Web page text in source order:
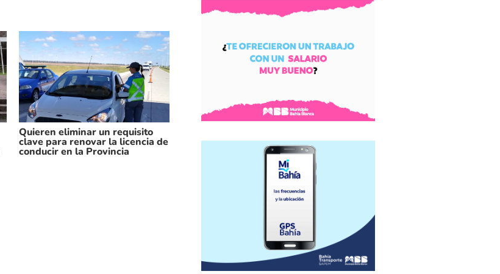
Quieren eliminar un requisito
clave para renovar la licencia de
conducir en la Provincia